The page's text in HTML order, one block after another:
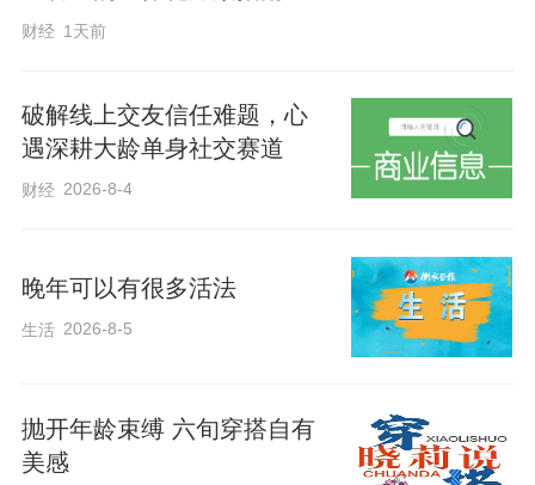
财经 1天前
破解线上交友信任难题，心
遇深耕大龄单身社交赛道
财经 2026-8-4
晚年可以有很多活法
生活 2026-8-5
抛开年龄束缚 六旬穿搭自有
美感